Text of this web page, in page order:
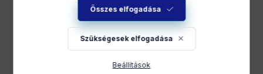
Összes elfogadása
Szükségesek elfogadása
Beállítások